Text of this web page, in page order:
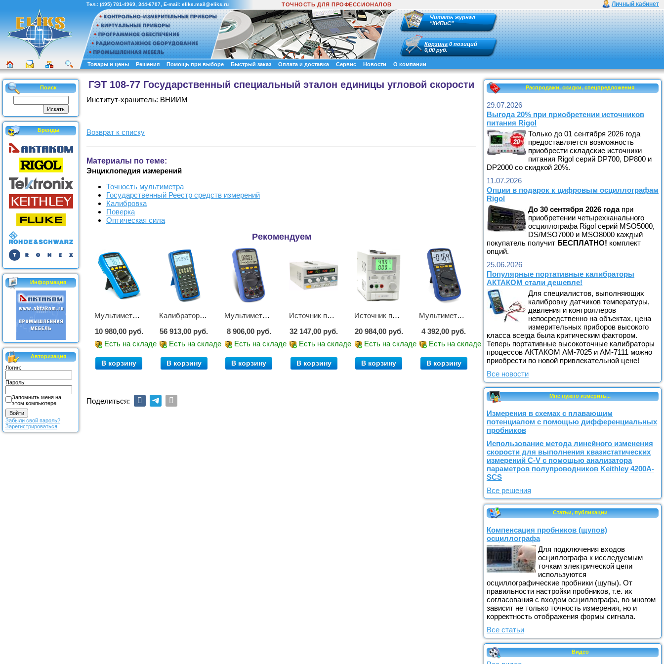
Личный кабинет
Тел.: (495) 781-4969 344-6707 , E-mail: eliks.mail@eliks.ru ТОЧНОСТЬ ДЛЯ ПРОФЕССИОНАЛОВ
Читать журнал
"КИПиС"
Корзина 0 позиций
0,00 руб.
Товары и цены Решения Помощь при выборе Быстрый заказ Оплата и доставка Сервис Новости О компании
Поиск
Бренды
Информация
Авторизация
Логин:
Пароль:
Запомнить меня на
этом компьютере
Забыли свой пароль?
Зарегистрироваться
ГЭТ 108-77 Государственный специальный эталон единицы угловой скорости
Институт-хранитель: ВНИИМ
Возврат к списку
Материалы по теме:
Энциклопедия измерений
Точность мультиметра
Государственный Реестр средств измерений
Калибровка
Поверка
Оптическая сила
Рекомендуем
Мультиметр цифровой АМ-1083
10 980,00 руб.
Есть на складе
В корзину
Калибратор АМ-7111
56 913,00 руб.
Есть на складе
В корзину
Мультиметр цифровой АММ-1221
8 906,00 руб.
Есть на складе
В корзину
Источник питания APS-2236
32 147,00 руб.
Есть на складе
В корзину
Источник питания APS-1503
20 984,00 руб.
Есть на складе
В корзину
Мультиметр цифровой АММ-1203
4 392,00 руб.
Есть на складе
В корзину
Поделиться:
Распродажи, скидки, спецпредложения
29.07.2026
Выгода 20% при приобретении источников
питания Rigol
Только до 01 сентября 2026 года
предоставляется возможность
приобрести складские источники
питания Rigol серий DP700, DP800 и
DP2000 со скидкой 20%.
11.07.2026
Опции в подарок к цифровым осциллографам
Rigol
До 30 сентября 2026 годапри
приобретении четырехканального
осциллографа Rigol серий MSO5000,
DS/MSO7000 и MSO8000 каждый
покупатель получит БЕСПЛАТНО! комплект
опций.
25.06.2026
Популярные портативные калибраторы
АКТАКОМ стали дешевле!
Для специалистов, выполняющих
калибровку датчиков температуры,
давления и контроллеров
непосредственно на объектах, цена
измерительных приборов высокого
класса всегда была критическим фактором.
Теперь портативные высокоточные калибраторы
процессов АКТАКОМ АМ-7025 и АМ-7111 можно
приобрести по новой привлекательной цене!
Все новости
Мне нужно измерить...
Измерения в схемах с плавающим
потенциалом с помощью дифференциальных
пробников
Использование метода линейного изменения
скорости для выполнения квазистатических
измерений C-V с помощью анализатора
параметров полупроводников Keithley 4200A-
SCS
Все решения
Статьи, публикации
Компенсация пробников (щупов)
осциллографа
Для подключения входов
осциллографа к исследуемым
точкам электрической цепи
используются
осциллографические пробники (щупы). От
правильности настройки пробников, т.е. их
согласования с входом осциллографа, во многом
зависит не только точность измерения, но и
корректность отображения формы сигнала.
Все статьи
Видео